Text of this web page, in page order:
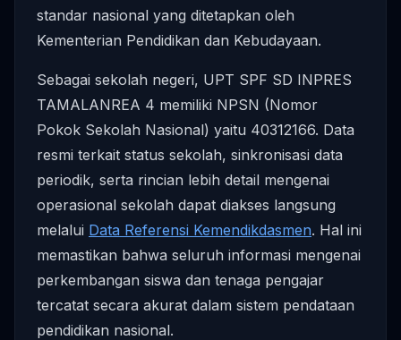
standar nasional yang ditetapkan oleh
Kementerian Pendidikan dan Kebudayaan.
Sebagai sekolah negeri, UPT SPF SD INPRES
TAMALANREA 4 memiliki NPSN (Nomor
Pokok Sekolah Nasional) yaitu 40312166. Data
resmi terkait status sekolah, sinkronisasi data
periodik, serta rincian lebih detail mengenai
operasional sekolah dapat diakses langsung
melalui Data Referensi Kemendikdasmen. Hal ini
memastikan bahwa seluruh informasi mengenai
perkembangan siswa dan tenaga pengajar
tercatat secara akurat dalam sistem pendataan
pendidikan nasional.